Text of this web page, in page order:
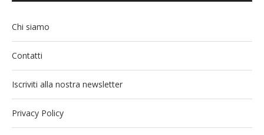
Chi siamo
Contatti
Iscriviti alla nostra newsletter
Privacy Policy